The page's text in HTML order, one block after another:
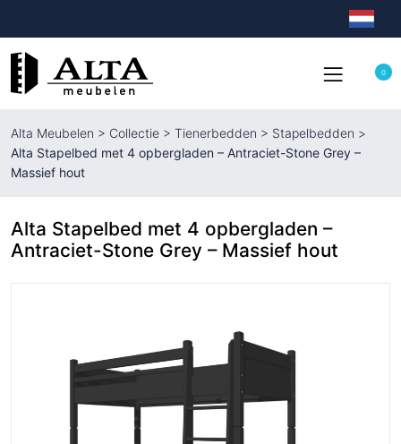
0
Alta Meubelen > Collectie > Tienerbedden > Stapelbedden >
Alta Stapelbed met 4 opbergladen – Antraciet-Stone Grey –
Massief hout
Alta Stapelbed met 4 opbergladen –
Antraciet-Stone Grey – Massief hout